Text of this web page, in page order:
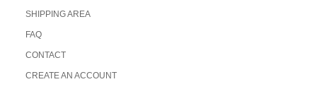
SHIPPING AREA
FAQ
CONTACT
CREATE AN ACCOUNT